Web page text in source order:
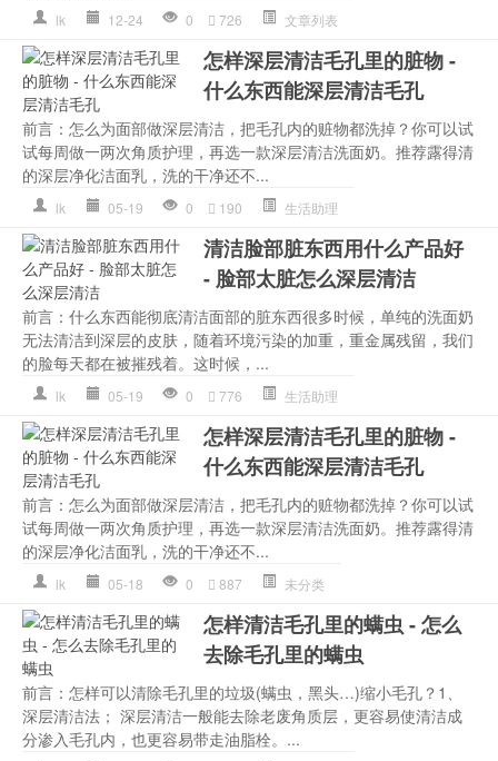
lk 12-24 0 726 文章列表
怎样深层清洁毛孔里的脏物 -
什么东西能深层清洁毛孔
前言：怎么为面部做深层清洁，把毛孔内的赃物都洗掉？你可以试
试每周做一两次角质护理，再选一款深层清洁洗面奶。推荐露得清
的深层净化洁面乳，洗的干净还不...
lk 05-19 0 190 生活助理
清洁脸部脏东西用什么产品好
- 脸部太脏怎么深层清洁
前言：什么东西能彻底清洁面部的脏东西很多时候，单纯的洗面奶
无法清洁到深层的皮肤，随着环境污染的加重，重金属残留，我们
的脸每天都在被摧残着。这时候，...
lk 05-19 0 776 生活助理
怎样深层清洁毛孔里的脏物 -
什么东西能深层清洁毛孔
前言：怎么为面部做深层清洁，把毛孔内的赃物都洗掉？你可以试
试每周做一两次角质护理，再选一款深层清洁洗面奶。推荐露得清
的深层净化洁面乳，洗的干净还不...
lk 05-18 0 887 未分类
怎样清洁毛孔里的螨虫 - 怎么
去除毛孔里的螨虫
前言：怎样可以清除毛孔里的垃圾(螨虫，黑头…)缩小毛孔？1、
深层清洁法； 深层清洁一般能去除老废角质层，更容易使清洁成
分渗入毛孔内，也更容易带走油脂栓。...